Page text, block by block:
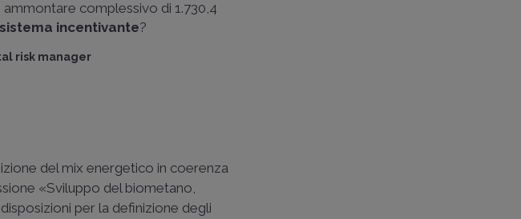
complessivo di 1.730,4
sistema incentivante?
risk manager
del mix energetico in coerenza
«Sviluppo del biometano,
per la definizione degli